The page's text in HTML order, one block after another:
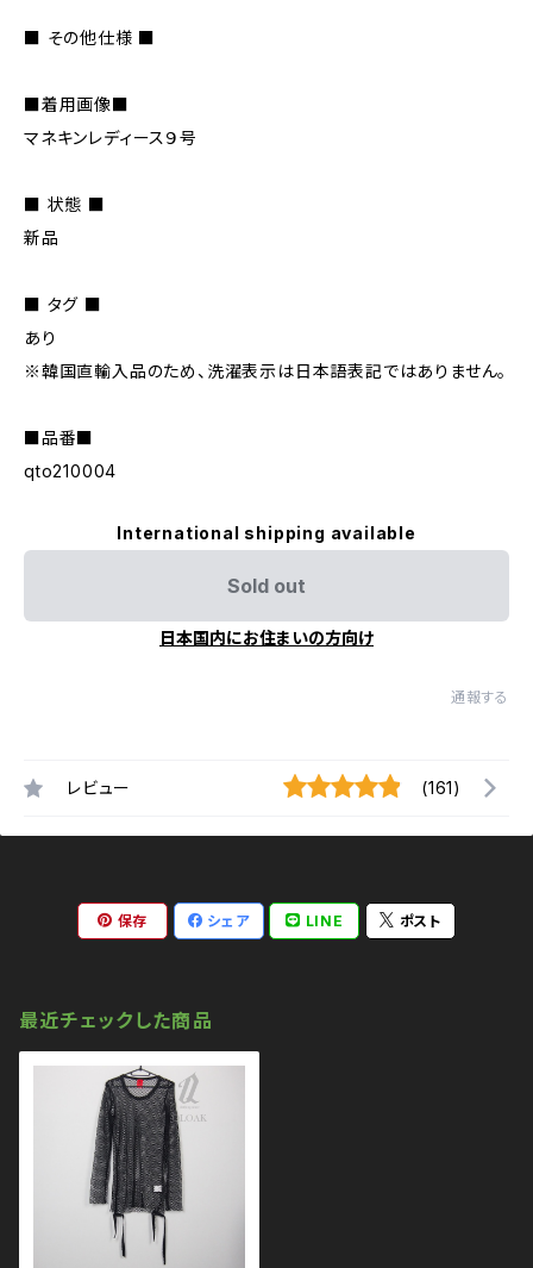
■ その他仕様 ■
■着用画像■
マネキンレディース９号
■ 状態 ■
新品
■ タグ ■
あり
※韓国直輸入品のため、洗濯表示は日本語表記ではありません。
■品番■
qto210004
International shipping available
Sold out
日本国内にお住まいの方向け
通報する
レビュー (161)
保存 シェア LINE ポスト
最近チェックした商品